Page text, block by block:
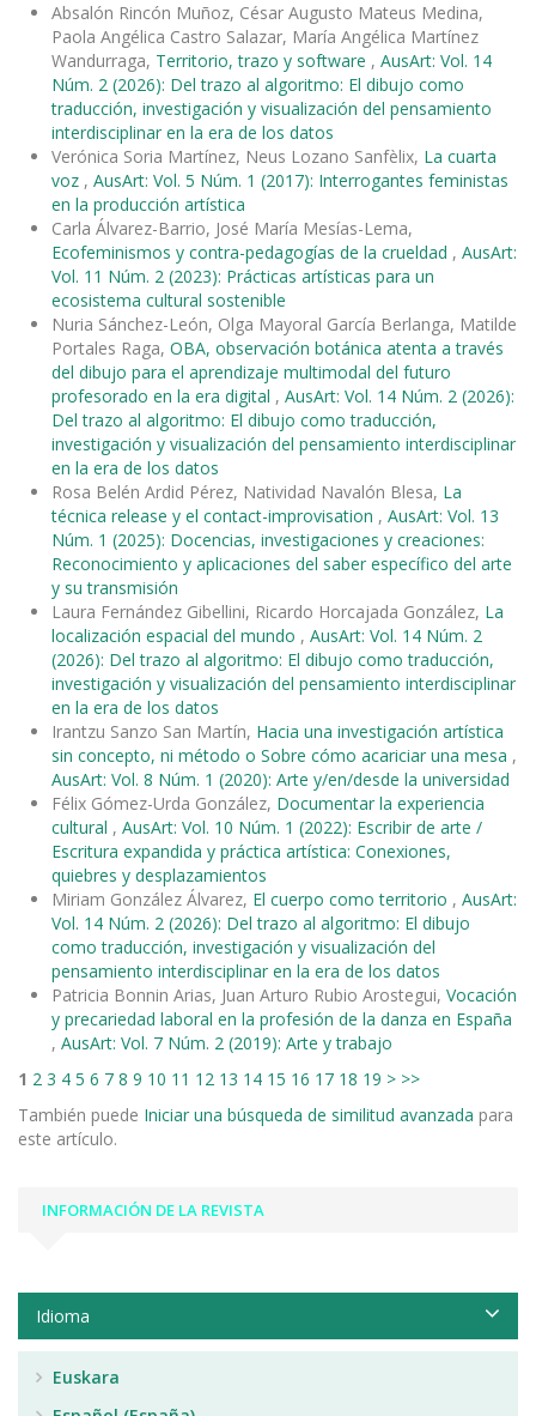
Absalón Rincón Muñoz, César Augusto Mateus Medina,
Paola Angélica Castro Salazar, María Angélica Martínez
Wandurraga, Territorio, trazo y software , AusArt: Vol. 14
Núm. 2 (2026): Del trazo al algoritmo: El dibujo como
traducción, investigación y visualización del pensamiento
interdisciplinar en la era de los datos
Verónica Soria Martínez, Neus Lozano Sanfèlix, La cuarta
voz , AusArt: Vol. 5 Núm. 1 (2017): Interrogantes feministas
en la producción artística
Carla Álvarez-Barrio, José María Mesías-Lema,
Ecofeminismos y contra-pedagogías de la crueldad , AusArt:
Vol. 11 Núm. 2 (2023): Prácticas artísticas para un
ecosistema cultural sostenible
Nuria Sánchez-León, Olga Mayoral García Berlanga, Matilde
Portales Raga, OBA, observación botánica atenta a través
del dibujo para el aprendizaje multimodal del futuro
profesorado en la era digital , AusArt: Vol. 14 Núm. 2 (2026):
Del trazo al algoritmo: El dibujo como traducción,
investigación y visualización del pensamiento interdisciplinar
en la era de los datos
Rosa Belén Ardid Pérez, Natividad Navalón Blesa, La
técnica release y el contact-improvisation , AusArt: Vol. 13
Núm. 1 (2025): Docencias, investigaciones y creaciones:
Reconocimiento y aplicaciones del saber específico del arte
y su transmisión
Laura Fernández Gibellini, Ricardo Horcajada González, La
localización espacial del mundo , AusArt: Vol. 14 Núm. 2
(2026): Del trazo al algoritmo: El dibujo como traducción,
investigación y visualización del pensamiento interdisciplinar
en la era de los datos
Irantzu Sanzo San Martín, Hacia una investigación artística
sin concepto, ni método o Sobre cómo acariciar una mesa ,
AusArt: Vol. 8 Núm. 1 (2020): Arte y/en/desde la universidad
Félix Gómez-Urda González, Documentar la experiencia
cultural , AusArt: Vol. 10 Núm. 1 (2022): Escribir de arte /
Escritura expandida y práctica artística: Conexiones,
quiebres y desplazamientos
Miriam González Álvarez, El cuerpo como territorio , AusArt:
Vol. 14 Núm. 2 (2026): Del trazo al algoritmo: El dibujo
como traducción, investigación y visualización del
pensamiento interdisciplinar en la era de los datos
Patricia Bonnin Arias, Juan Arturo Rubio Arostegui, Vocación
y precariedad laboral en la profesión de la danza en España
, AusArt: Vol. 7 Núm. 2 (2019): Arte y trabajo
1 2 3 4 5 6 7 8 9 10 11 12 13 14 15 16 17 18 19 > >>
También puede Iniciar una búsqueda de similitud avanzada para
este artículo.
INFORMACIÓN DE LA REVISTA
Idioma
Euskara